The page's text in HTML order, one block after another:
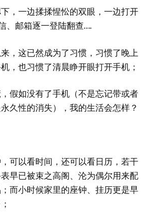
，一边揉揉惺忪的双眼，一边打开
、邮箱逐一登陆翻查….
，这已然成为了习惯，习惯了晚上
，也习惯了清晨睁开眼打开手机；
假如没有了手机（不是忘记带或者
久性的消失），我的生活会怎样？
可以看时间，还可以看日历，若干
早已被束之高阁、沦为偶尔用来配
而小时候家里的座钟、挂历更是早